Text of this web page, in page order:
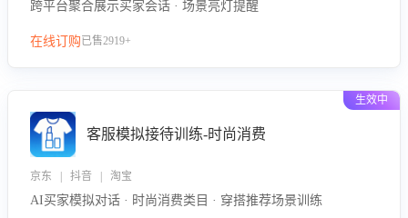
跨平台聚合展示买家会话 · 场景亮灯提醒
在线订购已售2919+
生效中
客服模拟接待训练-时尚消费
京东 | 抖音 | 淘宝
AI买家模拟对话 · 时尚消费类目 · 穿搭推荐场景训练